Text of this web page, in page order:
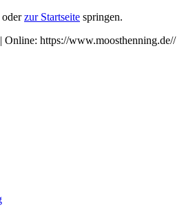
oderzur Startseite springen.
| Online: https://www.moosthenning.de//